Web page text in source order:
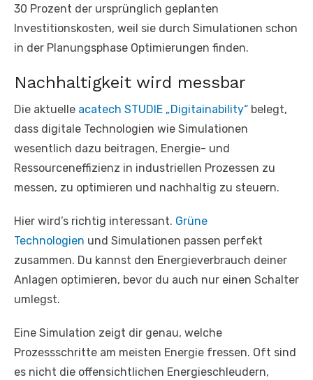
30 Prozent der ursprünglich geplanten
Investitionskosten, weil sie durch Simulationen schon
in der Planungsphase Optimierungen finden.
Nachhaltigkeit wird messbar
Die aktuelle acatech STUDIE „Digitainability“ belegt,
dass digitale Technologien wie Simulationen
wesentlich dazu beitragen, Energie- und
Ressourceneffizienz in industriellen Prozessen zu
messen, zu optimieren und nachhaltig zu steuern.
Hier wird’s richtig interessant. Grüne
Technologien und Simulationen passen perfekt
zusammen. Du kannst den Energieverbrauch deiner
Anlagen optimieren, bevor du auch nur einen Schalter
umlegst.
Eine Simulation zeigt dir genau, welche
Prozessschritte am meisten Energie fressen. Oft sind
es nicht die offensichtlichen Energieschleudern,